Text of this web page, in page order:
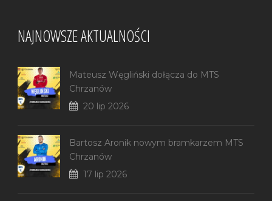
NAJNOWSZE AKTUALNOŚCI
Mateusz Węgliński dołącza do MTS
Chrzanów
20 lip 2026
Bartosz Aronik nowym bramkarzem MTS
Chrzanów
17 lip 2026